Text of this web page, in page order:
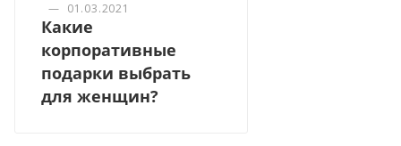
— 01.03.2021
Какие
корпоративные
подарки выбрать
для женщин?